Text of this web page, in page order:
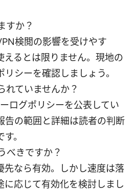
すか？
検閲の影響を受けやす
えるとは限りません。現地の
リシーを確認しましょう。
れていませんか？
ログポリシーを公表してい
告の範囲と詳細は読者の判断
。
べきですか？
先なら有効。しかし速度は落
に応じて有効化を検討しまし